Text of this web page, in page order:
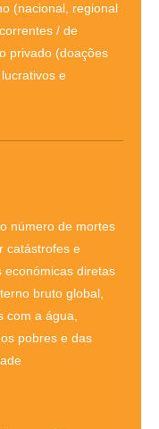
(nacional, regional
/ de
privado (doações
e
número de mortes
catástrofes e
económicas diretas
bruto global,
com a água,
pobres e das